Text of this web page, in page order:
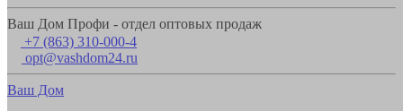
Ваш Дом Профи - отдел оптовых продаж
+7 (863) 310-000-4
opt@vashdom24.ru
Ваш Дом